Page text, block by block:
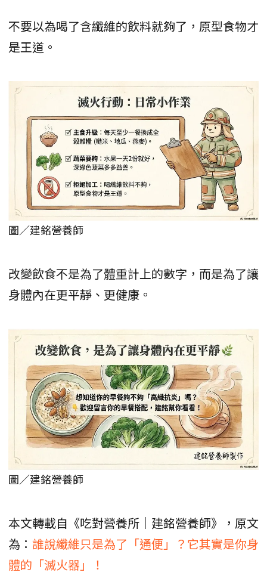
不要以為喝了含纖維的飲料就夠了，原型食物才
是王道。
圖／建銘營養師
改變飲食不是為了體重計上的數字，而是為了讓
身體內在更平靜、更健康。
圖／建銘營養師
本文轉載自《吃對營養所｜建銘營養師》，原文
為： 誰說纖維只是為了「通便」？它其實是你身
體的「滅火器」！